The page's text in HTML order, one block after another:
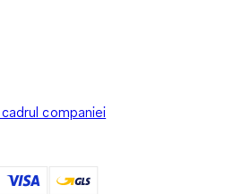
companiei